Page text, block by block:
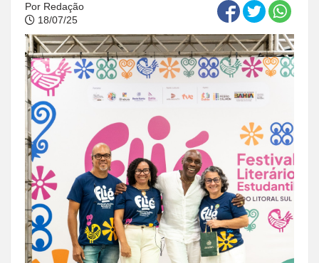
Por Redação
18/07/25